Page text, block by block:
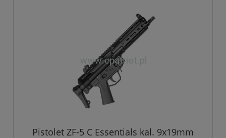
Pistolet ZF-5 C Essentials kal. 9x19mm